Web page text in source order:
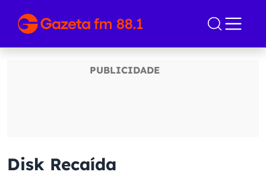
Disk Recaída